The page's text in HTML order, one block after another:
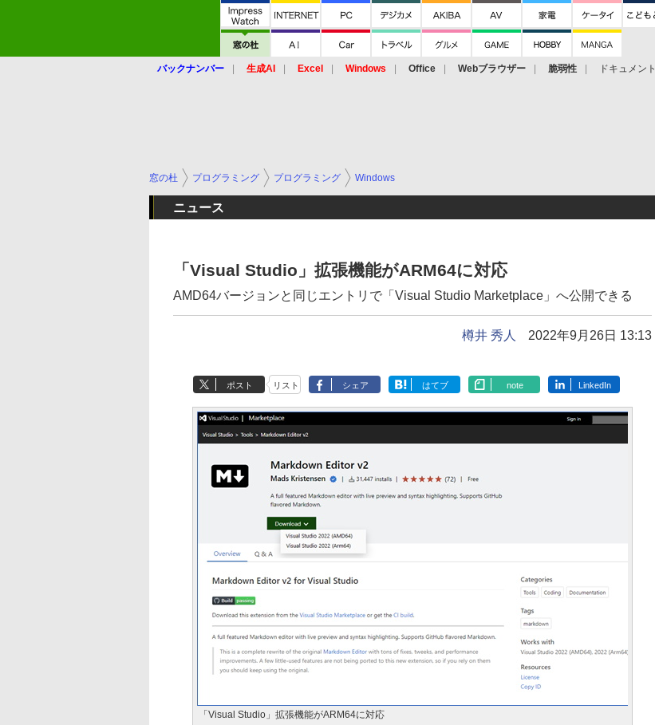
バックナンバー 生成AI Excel Windows Office Webブラウザー 脆弱性 ドキュメント
窓の杜 プログラミング プログラミング Windows
ニュース
「Visual Studio」拡張機能がARM64に対応
AMD64バージョンと同じエントリで「Visual Studio Marketplace」へ公開できる
樽井 秀人 2022年9月26日 13:13
ポスト リスト シェア はてブ note LinkedIn
「Visual Studio」拡張機能がARM64に対応